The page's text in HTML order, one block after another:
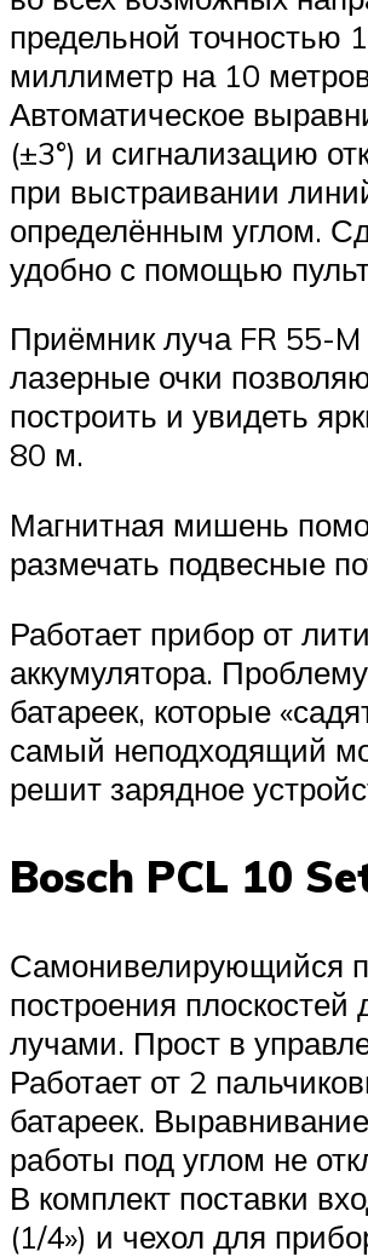
предельной точностью 1
миллиметр на 10
Автоматическое
(±3°) и сигнализацию
при выстраивании
определённым углом.
удобно с помощью
Приёмник луча FR 55-M
лазерные очки
построить и увидеть
80 м.
Магнитная мишень
размечать подвесные
Работает прибор от
аккумулятора.
батареек, которые
самый неподходящий
решит зарядное
Bosch PCL 10
Самонивелирующийся
построения плоскостей
лучами. Прост в
Работает от 2
батареек.
работы под углом не
В комплект поставки
(1/4») и чехол для